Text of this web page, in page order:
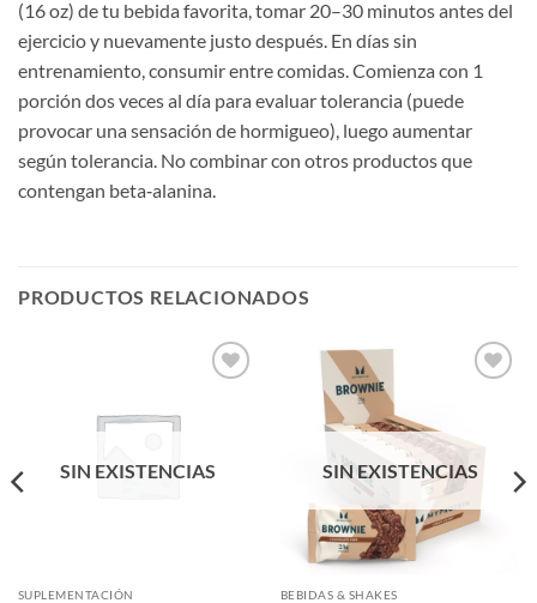
(16 oz) de tu bebida favorita, tomar 20–30 minutos antes del
ejercicio y nuevamente justo después. En días sin
entrenamiento, consumir entre comidas. Comienza con 1
porción dos veces al día para evaluar tolerancia (puede
provocar una sensación de hormigueo), luego aumentar
según tolerancia. No combinar con otros productos que
contengan beta‑alanina.
PRODUCTOS RELACIONADOS
SIN EXISTENCIAS
SUPLEMENTACIÓN
deseos
SIN EXISTENCIAS
BEBIDAS & SHAKES